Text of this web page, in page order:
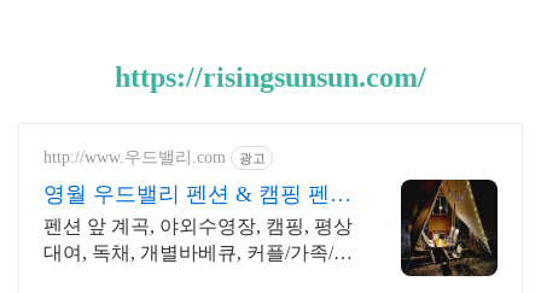
https://risingsunsun.com/
http://www.우드밸리.com 광고
영월 우드밸리 펜션 & 캠핑 펜션
바로 앞 김삿갓계곡!
펜션 앞 계곡, 야외수영장, 캠핑, 평상
대여, 독채, 개별바베큐, 커플/가족/단